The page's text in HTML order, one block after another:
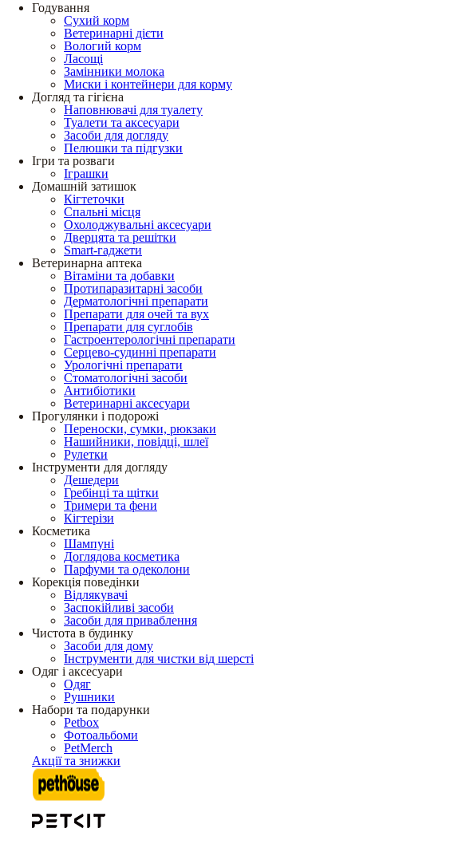
Годування
Сухий корм
Ветеринарні дієти
Вологий корм
Ласощі
Замінники молока
Миски і контейнери для корму
Догляд та гігієна
Наповнювачі для туалету
Туалети та аксесуари
Засоби для догляду
Пелюшки та підгузки
Ігри та розваги
Іграшки
Домашній затишок
Кігтеточки
Спальні місця
Охолоджувальні аксесуари
Дверцята та решітки
Smart-гаджети
Ветеринарна аптека
Вітаміни та добавки
Протипаразитарні засоби
Дерматологічні препарати
Препарати для очей та вух
Препарати для суглобів
Гастроентерологічні препарати
Серцево-судинні препарати
Урологічні препарати
Стоматологічні засоби
Антибіотики
Ветеринарні аксесуари
Прогулянки і подорожі
Переноски, сумки, рюкзаки
Нашийники, повідці, шлеї
Рулетки
Інструменти для догляду
Дешедери
Гребінці та щітки
Тримери та фени
Кігтерізи
Косметика
Шампуні
Доглядова косметика
Парфуми та одеколони
Корекція поведінки
Відлякувачі
Заспокійливі засоби
Засоби для приваблення
Чистота в будинку
Засоби для дому
Інструменти для чистки від шерсті
Одяг і аксесуари
Одяг
Рушники
Набори та подарунки
Petbox
Фотоальбоми
PetMerch
Акції та знижки